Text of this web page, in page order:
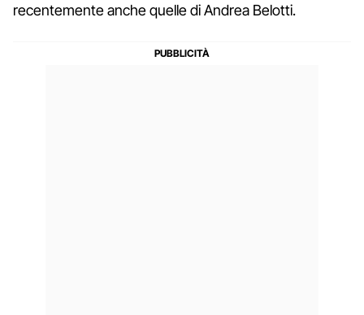
recentemente anche quelle di Andrea Belotti.